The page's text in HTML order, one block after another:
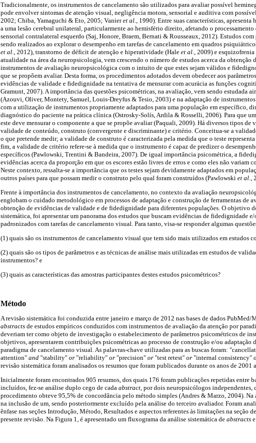
Tradicionalmente, os instrumentos de cancelamento são utilizados para avaliar possível
pode envolver sintomas de atenção visual, negligência motora, sensorial e auditiva com
2002; Chiba, Yamaguchi & Eto, 2005; Vanieret al.
, 1990). Entre suas características,
a uma lesão cerebral unilateral, particularmente ao hemisfério direito, afetando o
sensorial contralateral esquerdo (Saj, Honore, Braem, Bernati & Rousseaux, 2012). Estudos
sendo realizados ao explorar o desempenho em tarefas de cancelamento em quadros
et al. , 2012), transtorno de déficit de atenção e hiperatividade (Hale et al. , 2009) e
atualidade na área da neuropsicologia, vem crescendo o número de estudos acerca da
instrumentos de avaliação neuropsicológica com o intuito de que estes sejam válidos e
que se propõem avaliar. Desta forma, os procedimentos adotados devem obedecer aos
evidências de validade e fidedignidade na tentativa de mensurar com acurácia as funções
Gramunt, 2007). A importância das questões psicométricas, na avaliação, vem sendo estudada
(Azouvi, Oliver, Montety, Samuel, Louis-Dreyfus & Tesio, 2003) e na adaptação de
com a utilização de instrumentos propriamente adaptados para uma população em específico,
diagnóstico do paciente na prática clínica (Ostrosky-Solís, Ardila & Rosselli, 2006). Para que
este deve mensurar o componente a que se propõe avaliar (Paquali, 2009). Há diversos tipos de
validade de conteúdo, construto (convergente e discriminante) e critério. Conceitua-se a
o que pretende medir; a validade de construto é caracterizada pela medida que o teste
fim, a validade de critério refere-se à medida que o instrumento é capaz de predizer o
específicos (Pawlowski, Trentini & Bandeira, 2007). De igual importância psicométrica, a
evidências acerca da proporção em que os escores estão livres de erros e como eles não variam
Neste contexto, ressalta-se a importância que os testes sejam devidamente adaptados em
outros países para que possam medir o construto pelo qual foram construídos (Pawlowski et al. ,
Frente à importância dos instrumentos de cancelamento, no contexto da avaliação
englobam o cuidado metodológico em processos de adaptação e construção de ferramentas de
obtenção de evidências de validade e de fidedignidade para diferentes populações. O objetivo
sistemática, foi apresentar um panorama dos estudos que buscam evidências de fidedignidade
padronizados com tarefas de cancelamento visual. Para tanto, visa-se responder algumas
(1) quais são os instrumentos de cancelamento visual que tem sido mais utilizados em estudos
(2) quais são os tipos de parâmetros e as técnicas de análise mais utilizadas em estudos de
instrumentos? e
(3) quais as características das amostras participantes destes estudos psicométricos?
Método
A revisão sistemática foi conduzida entre janeiro e março de 2012 nas bases de dados PubMed/
abstracts de estudos empíricos conduzidos com instrumentos de avaliação da atenção por
deveriam ter como objeto de investigação o estabelecimento de parâmetros psicométricos de
objetivos, apresentarem contribuições psicométricas ao processo de construção e/ou adaptação
paradigma de cancelamento visual. As palavras-chave utilizadas para as buscas foram:
attention" and "stability" or "reliability" or "precision" or "test retest" or "internal consistency"
revisão sistemática foram analisados os resumos que foram publicados durante os anos de 2001
Inicialmente foram encontrados 905 resumos, dos quais 176 foram publicações repetidas entre
incluídos, fez-se análise duplo cego de cada abstract, por dois neuropsicólogos independentes,
procedimento obteve 95,5% de concordância pelo método simples (Andres & Marzo, 2004). Na
na inclusão de um, sendo posteriormente excluído pela análise do terceiro avaliador. Foram
ênfase nas seções Introdução, Método, Resultados e aspectos referentes às limitações na seção
presente revisão. Na Figura 1, é apresentado um fluxograma da análise sistemática de abstracts